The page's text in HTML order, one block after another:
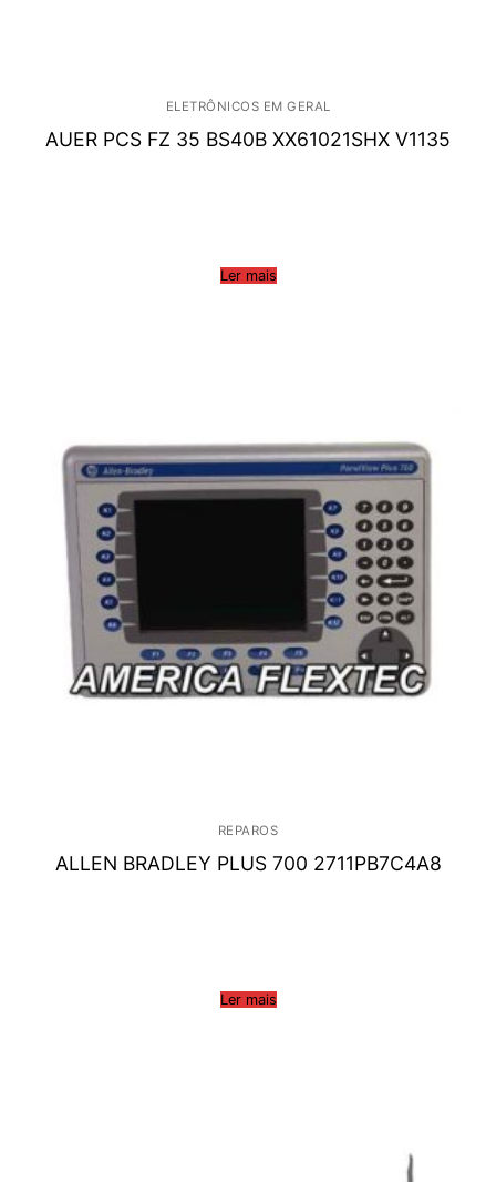
ELETRÔNICOS EM GERAL
AUER PCS FZ 35 BS40B XX61021SHX V1135
Ler mais
REPAROS
ALLEN BRADLEY PLUS 700 2711PB7C4A8
Ler mais